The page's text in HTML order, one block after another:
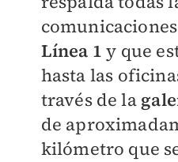
Línea 1y que
hasta las
través de la
de
kilómetro que